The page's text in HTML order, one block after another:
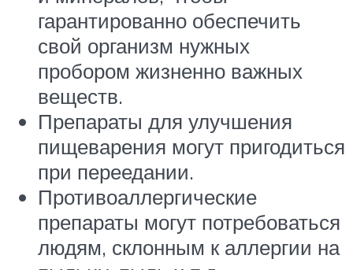
гарантированно обеспечить
свой организм нужных
пробором жизненно важных
веществ.
Препараты для улучшения
пищеварения могут пригодиться
при переедании.
Противоаллергические
препараты могут потребоваться
людям, склонным к аллергии на